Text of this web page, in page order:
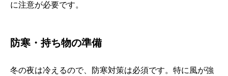
に注意が必要です。
防寒・持ち物の準備
冬の夜は冷えるので、防寒対策は必須です。特に風が強